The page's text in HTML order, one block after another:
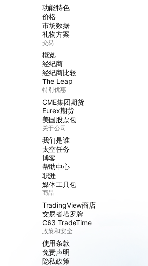
功能特色
价格
市场数据
礼物方案
交易
概览
经纪商
经纪商比较
The Leap
特别优惠
CME集团期货
Eurex期货
美国股票包
关于公司
我们是谁
太空任务
博客
帮助中心
职涯
媒体工具包
商品
TradingView商店
交易者塔罗牌
C63 TradeTime
政策和安全
使用条款
免责声明
隐私政策